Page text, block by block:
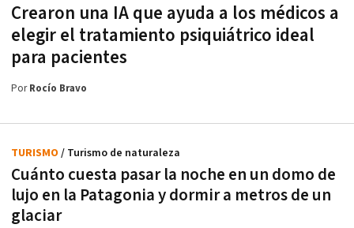
Crearon una IA que ayuda a los médicos a
elegir el tratamiento psiquiátrico ideal
para pacientes
PorRocío Bravo
Cuánto cuesta pasar la noche en un domo de
lujo en la Patagonia y dormir a metros de un
glaciar
TURISMO / Turismo de naturaleza